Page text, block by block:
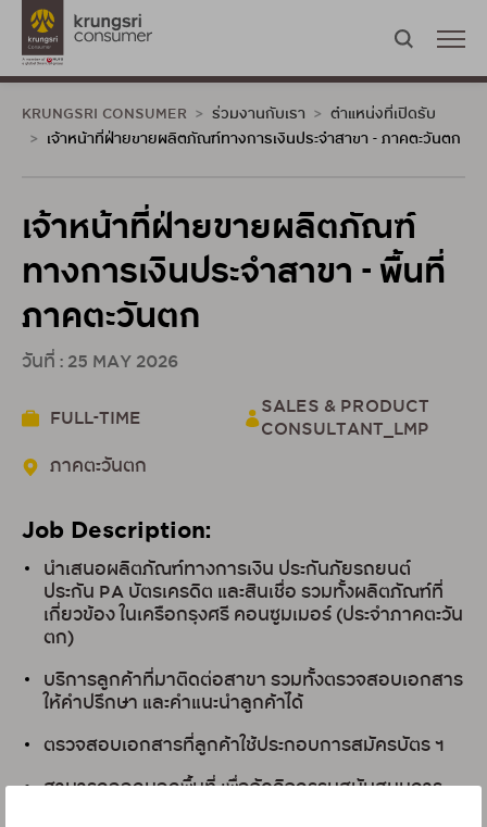
KRUNGSRI CONSUMER ร่วมงานกับเรา
ตำแหน่งที่เปิดรับ
เจ้าหน้าที่ฝ่ายขายผลิตภัณฑ์ทางการเงินประจำสาขา - ภาคตะวันตก
เจ้าหน้าที่ฝ่ายขายผลิตภัณฑ์
ทางการเงินประจำสาขา - พื้นที่
ภาคตะวันตก
วันที่ : 25 MAY 2026
FULL-TIME
SALES & PRODUCT
CONSULTANT_LMP
ภาคตะวันตก
Job Description:
นำเสนอผลิตภัณฑ์ทางการเงิน ประกันภัยรถยนต์
ประกัน PA บัตรเครดิต และสินเชื่อ รวมทั้งผลิตภัณฑ์ที่
เกี่ยวข้อง ในเครือกรุงศรี คอนซูมเมอร์ (ประจำภาคตะวัน
ตก)
บริการลูกค้าที่มาติดต่อสาขา รวมทั้งตรวจสอบเอกสาร
ให้คำปรึกษา และคำแนะนำลูกค้าได้
ตรวจสอบเอกสารที่ลูกค้าใช้ประกอบการสมัครบัตร ฯ
สามารถออกนอกพื้นที่ เพื่อจัดกิจกรรมสนับสนุนการ